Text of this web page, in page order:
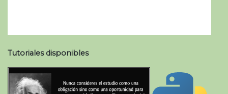
Tutoriales disponibles